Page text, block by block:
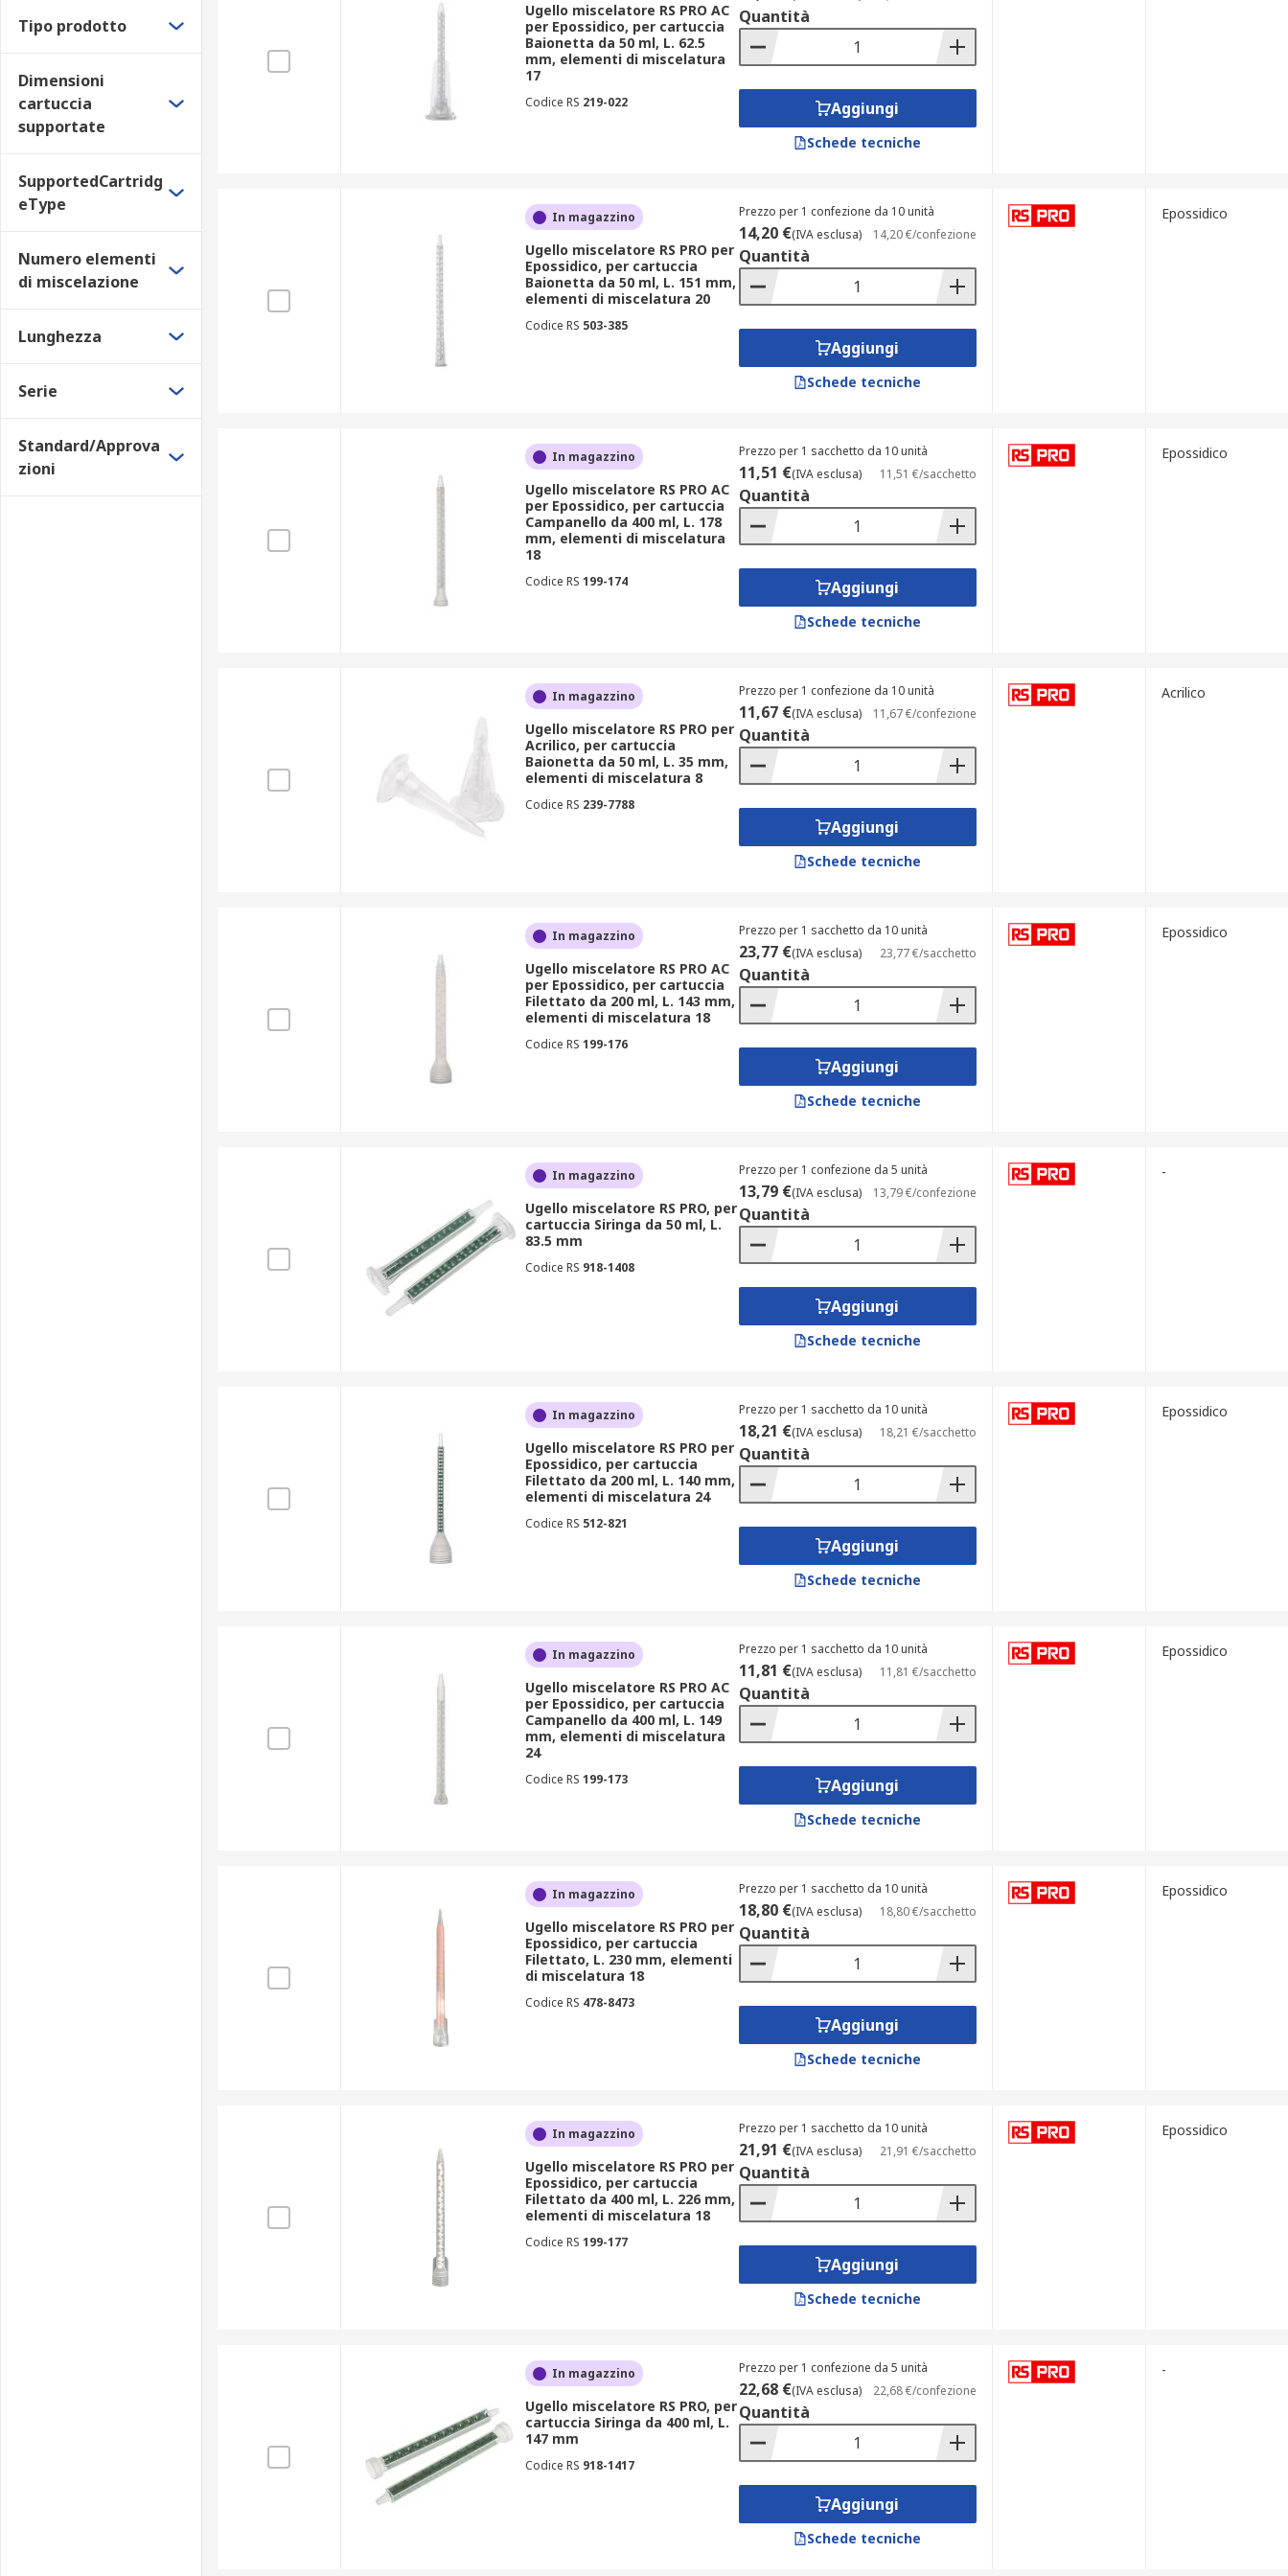
Acrilico
Adesivi e sigillanti
Applicazioni
Cucine e bagno
Applicazioni professionali e fai da te
Tipo prodotto
Dimensioni
cartuccia
supportate
SupportedCartridg
eType
Numero elementi
di miscelazione
Lunghezza
Serie
Standard/Approva
zioni
Ugello miscelatore RS PRO AC
per Epossidico, per cartuccia
Baionetta da 50 ml, L. 62.5
mm, elementi di miscelatura
17
Codice RS 219-022
Quantità
Aggiungi
Schede tecniche
In magazzino
Ugello miscelatore RS PRO per
Epossidico, per cartuccia
Baionetta da 50 ml, L. 151 mm,
elementi di miscelatura 20
Codice RS 503-385
Prezzo per 1 confezione da 10 unità
14,20 €(IVA esclusa) 14,20 €/confezione
Quantità
Aggiungi
Schede tecniche
Epossidico
In magazzino
Ugello miscelatore RS PRO AC
per Epossidico, per cartuccia
Campanello da 400 ml, L. 178
mm, elementi di miscelatura
18
Codice RS 199-174
Prezzo per 1 sacchetto da 10 unità
11,51 €(IVA esclusa) 11,51 €/sacchetto
Quantità
Aggiungi
Schede tecniche
Epossidico
In magazzino
Ugello miscelatore RS PRO per
Acrilico, per cartuccia
Baionetta da 50 ml, L. 35 mm,
elementi di miscelatura 8
Codice RS 239-7788
Prezzo per 1 confezione da 10 unità
11,67 €(IVA esclusa) 11,67 €/confezione
Quantità
Aggiungi
Schede tecniche
Acrilico
In magazzino
Ugello miscelatore RS PRO AC
per Epossidico, per cartuccia
Filettato da 200 ml, L. 143 mm,
elementi di miscelatura 18
Codice RS 199-176
Prezzo per 1 sacchetto da 10 unità
23,77 €(IVA esclusa) 23,77 €/sacchetto
Quantità
Aggiungi
Schede tecniche
Epossidico
In magazzino
Ugello miscelatore RS PRO, per
cartuccia Siringa da 50 ml, L.
83.5 mm
Codice RS 918-1408
Prezzo per 1 confezione da 5 unità
13,79 €(IVA esclusa) 13,79 €/confezione
Quantità
Aggiungi
Schede tecniche
-
In magazzino
Ugello miscelatore RS PRO per
Epossidico, per cartuccia
Filettato da 200 ml, L. 140 mm,
elementi di miscelatura 24
Codice RS 512-821
Prezzo per 1 sacchetto da 10 unità
18,21 €(IVA esclusa) 18,21 €/sacchetto
Quantità
Aggiungi
Schede tecniche
Epossidico
In magazzino
Ugello miscelatore RS PRO AC
per Epossidico, per cartuccia
Campanello da 400 ml, L. 149
mm, elementi di miscelatura
24
Codice RS 199-173
Prezzo per 1 sacchetto da 10 unità
11,81 €(IVA esclusa) 11,81 €/sacchetto
Quantità
Aggiungi
Schede tecniche
Epossidico
In magazzino
Ugello miscelatore RS PRO per
Epossidico, per cartuccia
Filettato, L. 230 mm, elementi
di miscelatura 18
Codice RS 478-8473
Prezzo per 1 sacchetto da 10 unità
18,80 €(IVA esclusa) 18,80 €/sacchetto
Quantità
Aggiungi
Schede tecniche
Epossidico
In magazzino
Ugello miscelatore RS PRO per
Epossidico, per cartuccia
Filettato da 400 ml, L. 226 mm,
elementi di miscelatura 18
Codice RS 199-177
Prezzo per 1 sacchetto da 10 unità
21,91 €(IVA esclusa) 21,91 €/sacchetto
Quantità
Aggiungi
Schede tecniche
Epossidico
In magazzino
Ugello miscelatore RS PRO, per
cartuccia Siringa da 400 ml, L.
147 mm
Codice RS 918-1417
Prezzo per 1 confezione da 5 unità
22,68 €(IVA esclusa) 22,68 €/confezione
Quantità
Aggiungi
Schede tecniche
-